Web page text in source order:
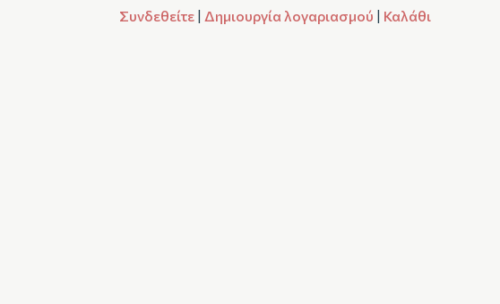
Συνδεθείτε | Δημιουργία λογαριασμού | Καλάθι